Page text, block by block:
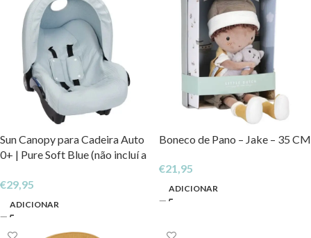
Sun Canopy para Cadeira Auto
0+ | Pure Soft Blue (não incluí a
€29,95
ADICIONAR
Boneco de Pano – Jake – 35 CM
€21,95
ADICIONAR